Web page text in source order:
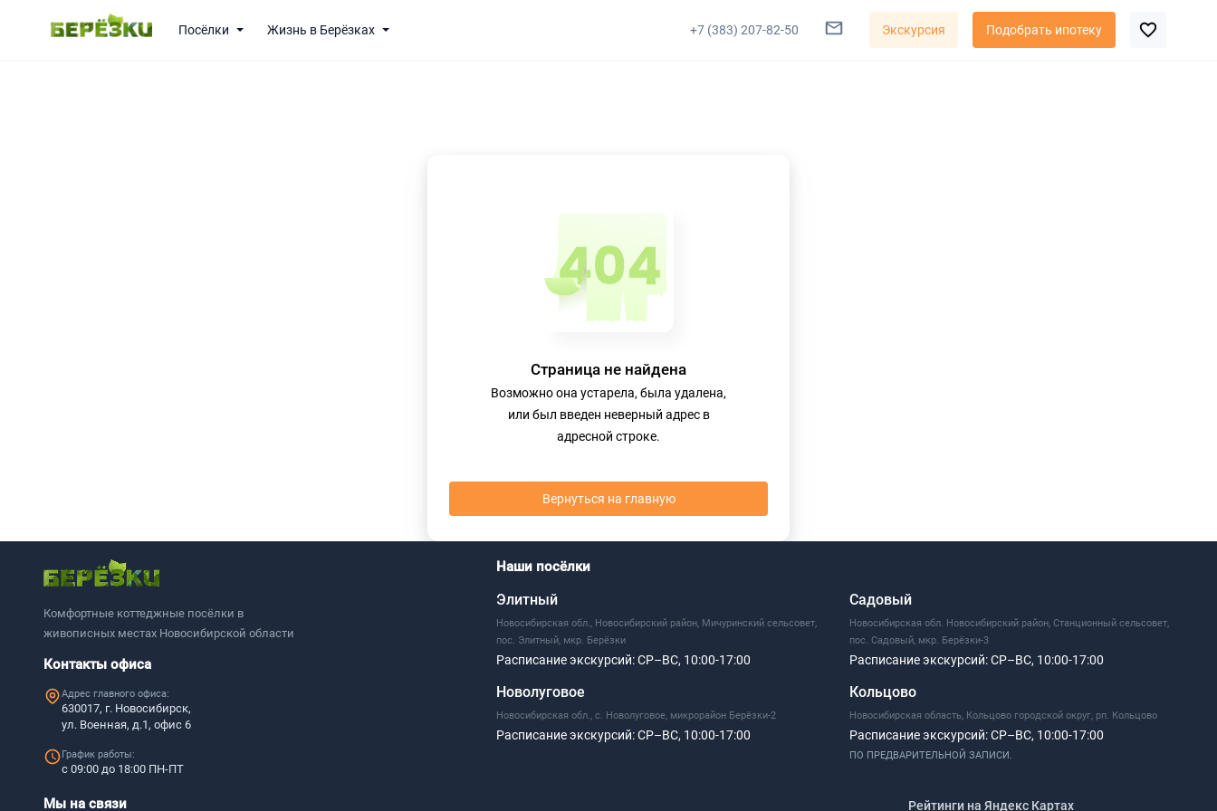
Посёлки Жизнь в Берёзках +7 (383) 207-82-50 Экскурсия Подобрать ипотеку
Страница не найдена
Возможно она устарела, была удалена,
или был введен неверный адрес в
адресной строке.
Вернуться на главную
Комфортные коттеджные посёлки в
живописных местах Новосибирской области
Контакты офиса
Адрес главного офиса:
630017, г. Новосибирск,
ул. Военная, д.1, офис 6
График работы:
с 09:00 до 18:00 ПН-ПТ
Наши посёлки
Элитный
Новосибирская обл., Новосибирский район, Мичуринский сельсовет,
пос. Элитный, мкр. Берёзки
Расписание экскурсий:СР–ВС, 10:00-17:00
Новолуговое
Новосибирская обл., с. Новолуговое, микрорайон Берёзки-2
Расписание экскурсий:СР–ВС, 10:00-17:00
Садовый
Новосибирская обл. Новосибирский район, Станционный сельсовет,
пос. Садовый, мкр. Берёзки-3
Расписание экскурсий:СР–ВС, 10:00-17:00
Кольцово
Новосибирская область, Кольцово городской округ, рп. Кольцово
Расписание экскурсий:СР–ВС, 10:00-17:00
ПО ПРЕДВАРИТЕЛЬНОЙ ЗАПИСИ.
Мы на связи
Рейтинги на Яндекс Картах